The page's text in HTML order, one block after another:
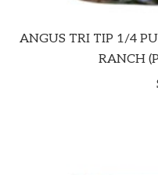
ANGUS TRI TIP 1/4
RANCH